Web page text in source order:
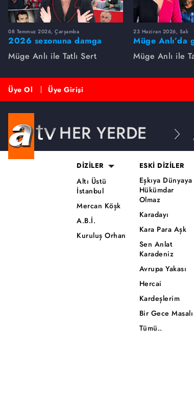
08 Temmuz 2026, Çarşamba
2026 sezonuna damga
vuran 5 Müge Anlı
dosyası...
Müge Anlı ile Tatlı Sert
23 Haziran 2026, Salı
Müge Anlı’da
sarsıldı! Kayıp
aile ihanetleri
Müge Anlı ile
Üye Ol Üye Girişi
HER YERDE
DİZİLER
Altı Üstü
İstanbul
Mercan Köşk
A.B.İ.
Kuruluş Orhan
ESKİ DİZİLER
Eşkıya Dünyaya
Hükümdar
Olmaz
Karadayı
Kara Para Aşk
Sen Anlat
Karadeniz
Avrupa Yakası
Hercai
Kardeşlerim
Bir Gece Masalı
Tümü..